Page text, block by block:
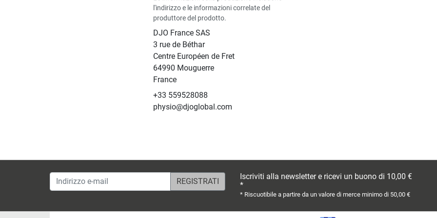
l'indirizzo e le informazioni correlate del
produttore del prodotto.
DJO France SAS
3 rue de Béthar
Centre Européen de Fret
64990 Mouguerre
France
+33 559528088
physio@djoglobal.com
Indirizzo e-mail
Iscriviti alla newsletter e ricevi un buono di 10,00 €
*
* Riscuotibile a partire da un valore di merce minimo di 50,00 €